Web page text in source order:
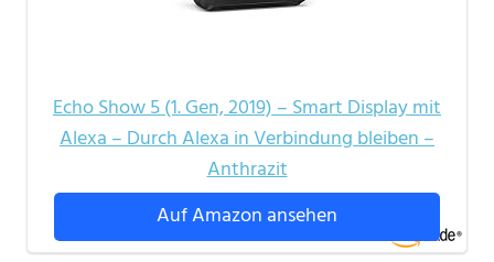
Echo Show 5 (1. Gen, 2019) – Smart Display mit
Alexa – Durch Alexa in Verbindung bleiben –
Anthrazit
Auf Amazon ansehen